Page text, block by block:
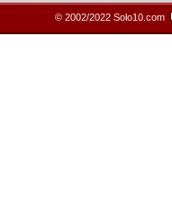
© 2002/2022 Solo10.com